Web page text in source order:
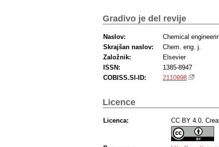
Gradivo je del revije
Naslov:
Chemical
Skrajšan naslov:
Chem. eng. j.
Založnik:
Elsevier
ISSN:
1385-8947
COBISS.SI-ID:
2110998
Licence
Licenca: CC BY 4.0,